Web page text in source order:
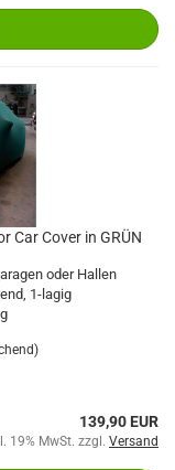
Car Cover in GRÜN
oder Hallen
1-lagig
139,90 EUR
19% MwSt. zzgl. Versand